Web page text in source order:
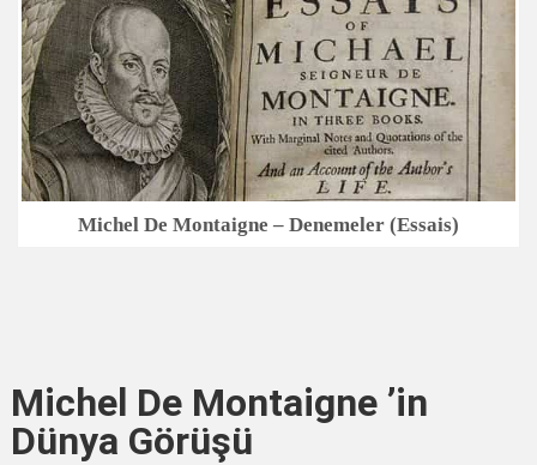
Michel De Montaigne – Denemeler (Essais)
Michel De Montaigne ’in
Dünya Görüşü